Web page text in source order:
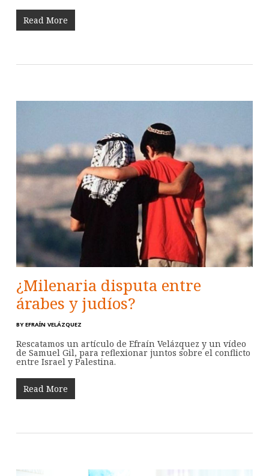
Read More
¿Milenaria disputa entre
árabes y judíos?
BY EFRAÍN VELÁZQUEZ
Rescatamos un artículo de Efraín Velázquez y un vídeo
de Samuel Gil, para reflexionar juntos sobre el conflicto
entre Israel y Palestina.
Read More